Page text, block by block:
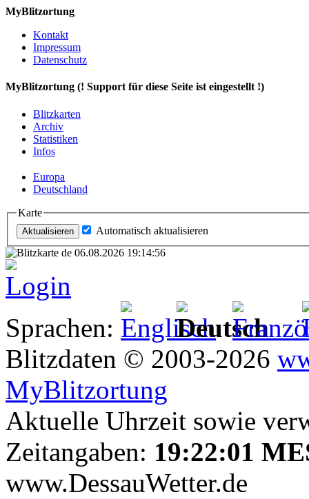
MyBlitzortung
Kontakt
Impressum
Datenschutz
MyBlitzortung (! Support für diese Seite ist eingestellt !)
Blitzkarten
Archiv
Statistiken
Infos
Europa
Deutschland
Karte
Automatisch aktualisieren
Login
Sprachen:
Blitzdaten © 2003-2026
MyBlitzortung
Aktuelle Uhrzeit sowie
Zeitangaben: 19:22:01
www.DessauWetter.de